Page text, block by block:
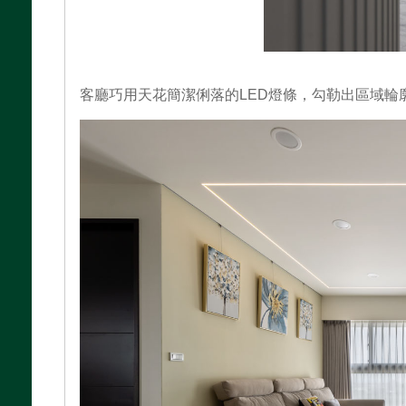
客廳巧用天花簡潔俐落的LED燈條，勾勒出區域輪